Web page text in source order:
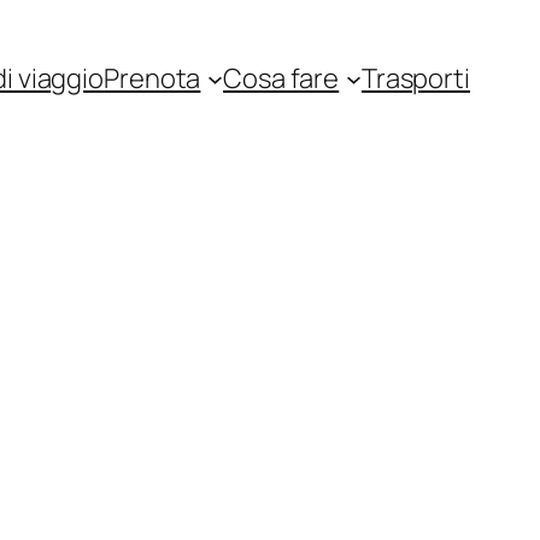
viaggioPrenota Cosa fare Trasporti